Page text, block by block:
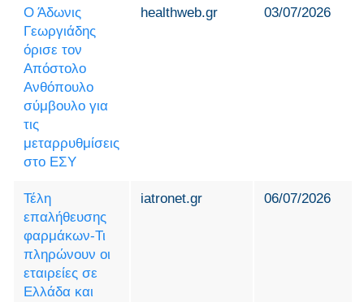
Ο Άδωνις
Γεωργιάδης
όρισε τον
Απόστολο
Ανθόπουλο
σύμβουλο για
τις
μεταρρυθμίσεις
στο ΕΣΥ
healthweb.gr 03/07/2026
Τέλη
επαλήθευσης
φαρμάκων-Τι
πληρώνουν οι
εταιρείες σε
Ελλάδα και
iatronet.gr 06/07/2026